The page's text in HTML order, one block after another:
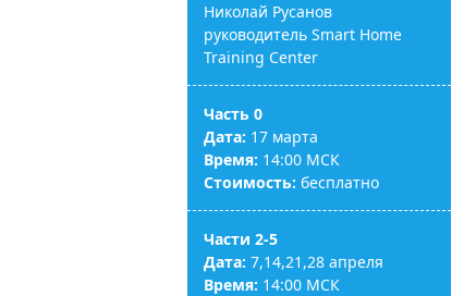
Николай Русанов
руководитель Smart Home
Training Center
Часть 0
Дата: 17 марта
Время: 14:00 МСК
Стоимость: бесплатно
Части 2-5
Дата: 7,14,21,28 апреля
Время: 14:00 МСК